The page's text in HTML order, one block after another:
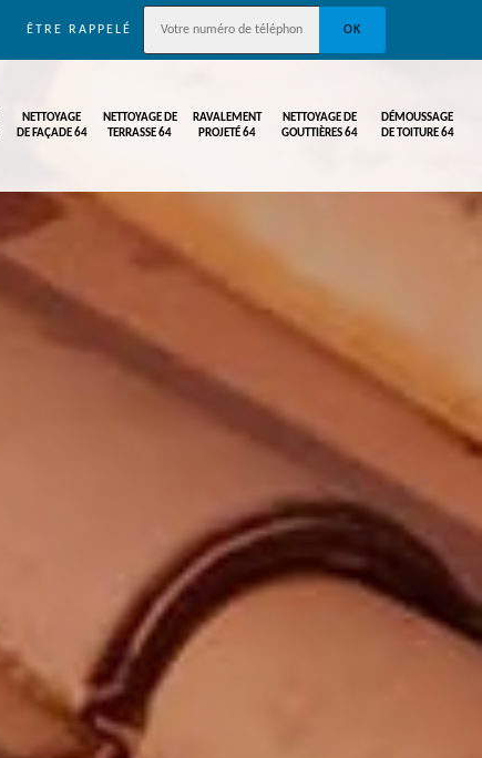
ÊTRE RAPPELÉ
NETTOYAGE
DE FAÇADE 64
NETTOYAGE DE
TERRASSE 64
RAVALEMENT
PROJETÉ 64
NETTOYAGE DE
GOUTTIÈRES 64
DÉMOUSSAGE
DE TOITURE 64